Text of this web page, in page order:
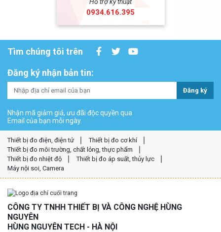
0934.616.395
Tìm chúng tôi trên
Đăng ký nhận bản tin:
Đăng ký
Nhận mã giảm giá, ưu đãi độc quyền qua
Email của bạn mỗi ngày.
Thiết bị đo điện, điện tử
Thiết bị đo cơ khí
Thiết bị đo môi trường, chất lỏng, thực phẩm
Thiết bị đo nhiệt độ
Thiết bị đo áp suất, thủy lực
Máy nội soi, Camera
CÔNG TY TNHH THIẾT BỊ VÀ CÔNG NGHỆ HÙNG
NGUYÊN
HÙNG NGUYÊN TECH - HÀ NỘI